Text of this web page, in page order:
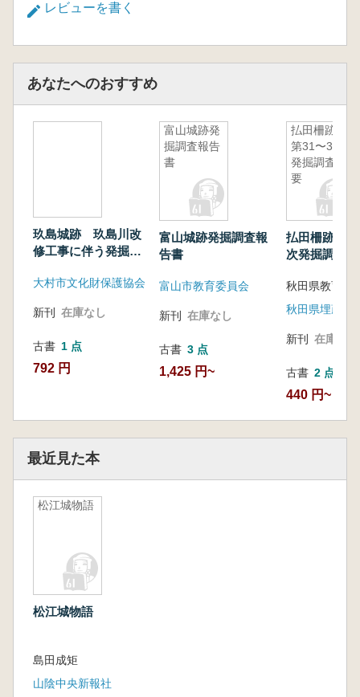
レビューを書く
あなたへのおすすめ
玖島城跡 玖島川改
修工事に伴う発掘調
大村市文化財保護協会
新刊 在庫なし
古書 1 点
792 円
富山城跡発
掘調査報告
書
富山城跡発掘調査報
告書
富山市教育委員会
新刊 在庫なし
古書 3 点
1,425 円~
払田柵跡
第31〜37次
発掘調査概
要
払田柵跡 第
次発掘調査
新刊 在庫なし
古書 2 点
440 円~
最近見た本
松江城物語
松江城物語
島田成矩
山陰中央新報社